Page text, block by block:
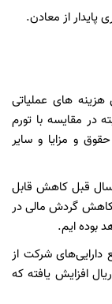
از معادن.
های عملیاتی
در مقایسه با تورم
حقوق و مزایا و سایر
قبل کاهش قابل
گردش مالی در
دارایی‌های شرکت از
افزایش یافته که